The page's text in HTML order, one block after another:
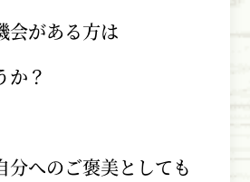
会がある方は
か？
分へのご褒美としても